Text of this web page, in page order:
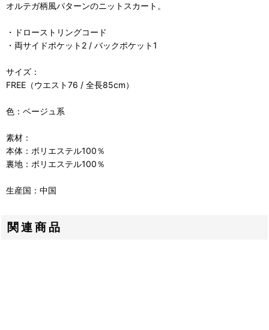
オルテガ柄風パターンのニットスカート。
・ドローストリングコード
・両サイドポケット2 / バックポケット1
サイズ：
FREE（ウエスト76 / 全長85cm）
色：ベージュ系
素材：
本体：ポリエステル100％
裏地：ポリエステル100％
生産国：中国
関連商品